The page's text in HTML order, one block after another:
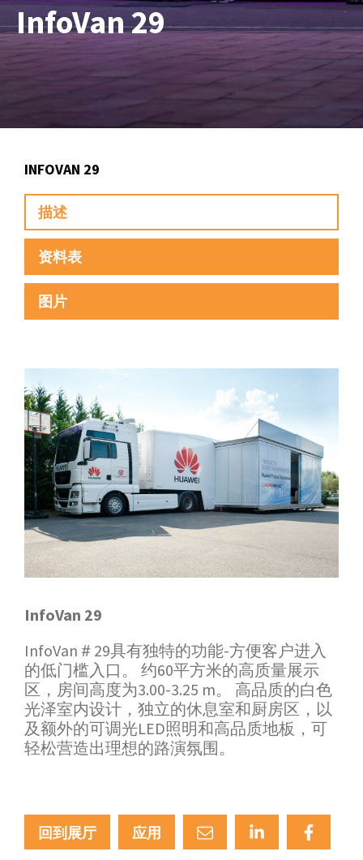
InfoVan 29
INFOVAN 29
描述
资料表
图片
InfoVan 29
InfoVan＃29具有独特的功能-方便客户进入
的低门槛入口。 约60平方米的高质量展示
区，房间高度为3.00-3.25 m。 高品质的白色
光泽室内设计，独立的休息室和厨房区，以
及额外的可调光LED照明和高品质地板，可
轻松营造出理想的路演氛围。
回到展厅 应用